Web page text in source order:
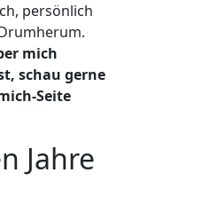
persönlich
mich
schau gerne
Seite
Jahre